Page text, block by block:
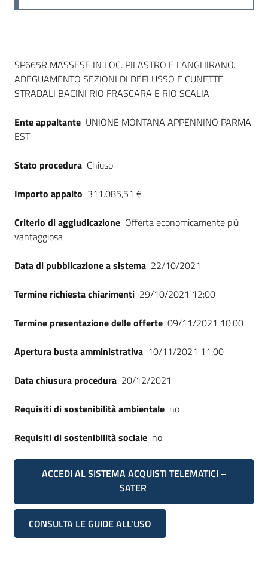
Dati del bando
SP665R MASSESE IN LOC. PILASTRO E LANGHIRANO.
ADEGUAMENTO SEZIONI DI DEFLUSSO E CUNETTE
STRADALI BACINI RIO FRASCARA E RIO SCALIA
Ente appaltante UNIONE MONTANA APPENNINO PARMA
EST
Stato procedura Chiuso
Importo appalto 311.085,51 €
Criterio di aggiudicazione Offerta economicamente più
vantaggiosa
Data di pubblicazione a sistema 22/10/2021
Termine richiesta chiarimenti 29/10/2021 12:00
Termine presentazione delle offerte 09/11/2021 10:00
Apertura busta amministrativa 10/11/2021 11:00
Data chiusura procedura 20/12/2021
Requisiti di sostenibilità ambientale no
Requisiti di sostenibilità sociale no
ACCEDI AL SISTEMA ACQUISTI TELEMATICI –
SATER
CONSULTA LE GUIDE ALL'USO